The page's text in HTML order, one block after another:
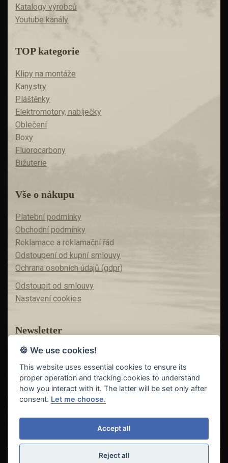
Katalogy výrobců
Youtube kanály
TOP kategorie
Klipy na montáže
Kanystry
Pláštěnky
Elektromotory, nabíječky
Oblečení
Boxy
Fluorocarbony
Bižuterie
Vše o nákupu
Platební podmínky
Obchodní podmínky
Reklamace a reklamační řád
Odstoupení od kupní smlouvy
Ochrana osobních údajů (gdpr)
Odstoupit od smlouvy
Nastavení cookies
Newsletter
Máte zájem o akční nabídky?
Teď už vám nic neunikne!
🍪 We use cookies!
This website uses essential cookies to ensure its
proper operation and tracking cookies to understand
how you interact with it. The latter will be set only after
consent. Let me choose.
Accept all
Reject all